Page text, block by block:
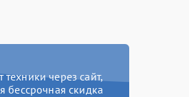
через сайт,
бессрочная скидка